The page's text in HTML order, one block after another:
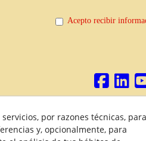
Acepto recibir
Política de Privacidad Política
por razones técnicas, para
y, opcionalmente, para